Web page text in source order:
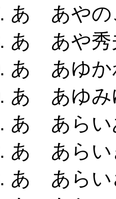
あ あやの
あ あや秀
あ あゆか
あ あゆみ
あ あらい
あ あらい
あ あらい